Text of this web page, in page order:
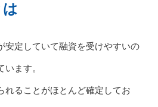
安定していて融資を受けやすいの
ます。
れることがほとんど確定してお